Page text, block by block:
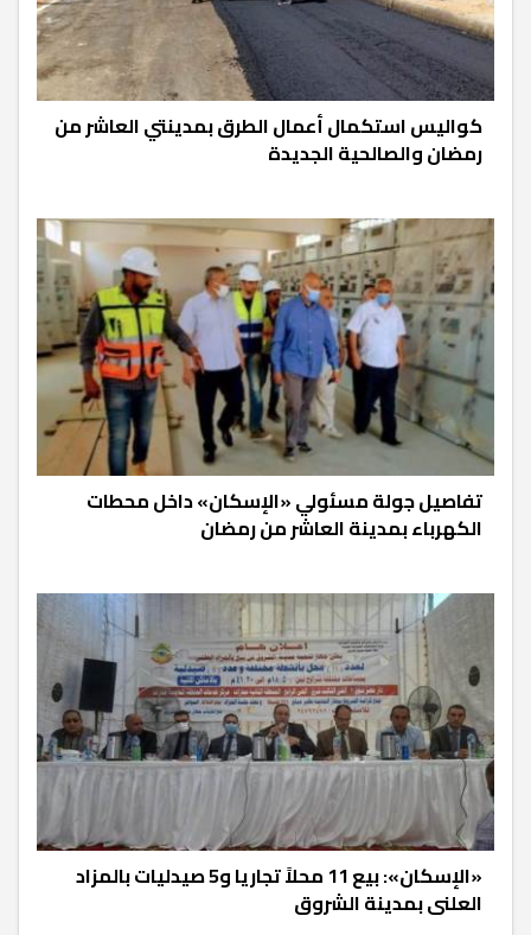
كواليس استكمال أعمال الطرق بمدينتي العاشر من
رمضان والصالحية الجديدة
تفاصيل جولة مسئولي «الإسكان» داخل محطات
الكهرباء بمدينة العاشر من رمضان
«الإسكان»: بيع 11 محلاً تجاريا و5 صيدليات بالمزاد
العلنى بمدينة الشروق